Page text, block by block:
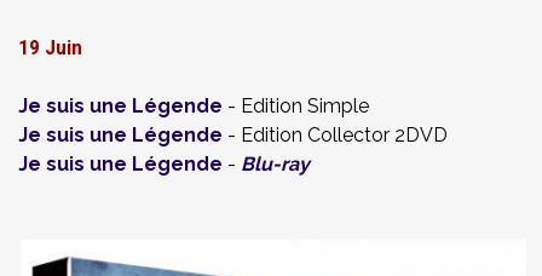
19 Juin
Je suis une Légende - Edition Simple
Je suis une Légende - Edition Collector 2DVD
Je suis une Légende - Blu-ray